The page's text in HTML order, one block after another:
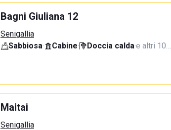
Bagni Giuliana 12
Senigallia
Sabbiosa· Cabine· Doccia calda·e altri 10…
Maitai
Senigallia